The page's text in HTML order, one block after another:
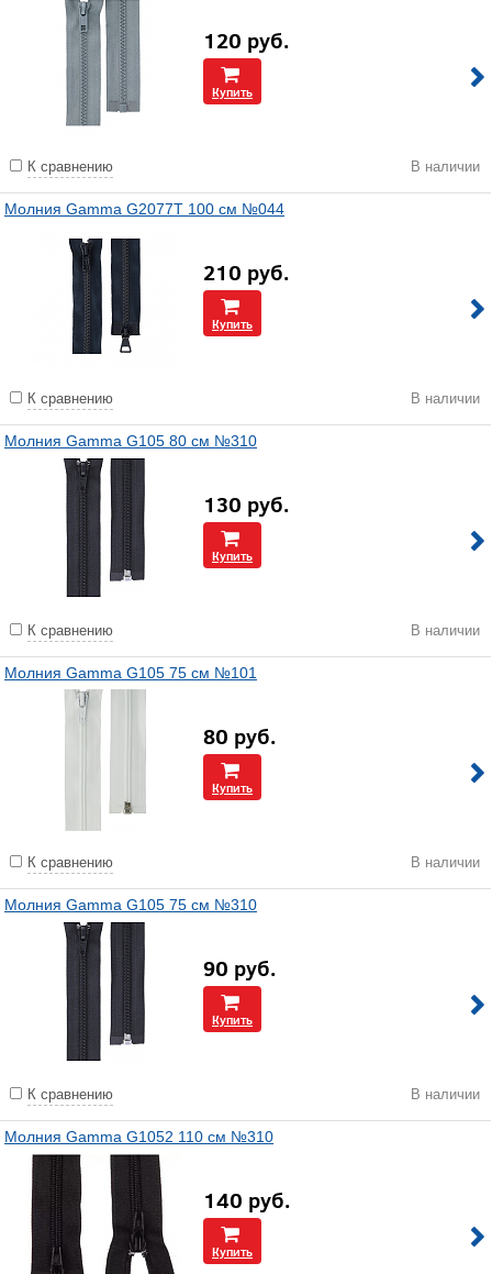
120 руб.
Купить
К сравнению В наличии
Молния Gamma G2077T 100 см №044
210 руб.
Купить
К сравнению В наличии
Молния Gamma G105 80 см №310
130 руб.
Купить
К сравнению В наличии
Молния Gamma G105 75 см №101
80 руб.
Купить
К сравнению В наличии
Молния Gamma G105 75 см №310
90 руб.
Купить
К сравнению В наличии
Молния Gamma G1052 110 см №310
140 руб.
Купить